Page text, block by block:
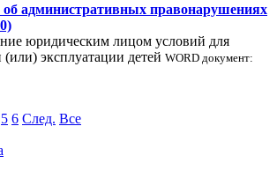
об административных правонарушениях
юридическим лицом условий для
эксплуатации детей WORD документ:
5 6 След. Все